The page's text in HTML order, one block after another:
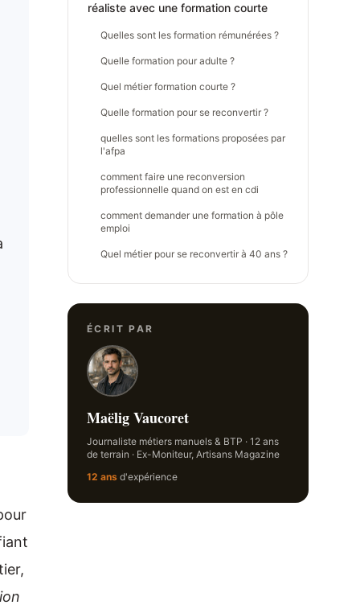
réaliste avec une formation courte
Quelles sont les formation rémunérées ?
Quelle formation pour adulte ?
Quel métier formation courte ?
Quelle formation pour se reconvertir ?
quelles sont les formations proposées par
l'afpa
comment faire une reconversion
professionnelle quand on est en cdi
comment demander une formation à pôle
emploi
Quel métier pour se reconvertir à 40 ans ?
ÉCRIT PAR
Maëlig Vaucoret
Journaliste métiers manuels & BTP · 12 ans
de terrain · Ex-Moniteur, Artisans Magazine
12 ans d'expérience